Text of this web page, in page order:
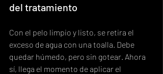
del tratamiento
Con el pelo limpio y listo, se retira el
exceso de agua con una toalla. Debe
quedar húmedo, pero sin gotear. Ahora
sí, llega el momento de aplicar el